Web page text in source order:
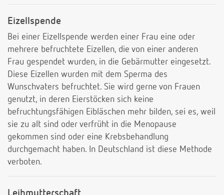
Eizellspende
Bei einer Eizellspende werden einer Frau eine oder
mehrere befruchtete Eizellen, die von einer anderen
Frau gespendet wurden, in die Gebärmutter eingesetzt.
Diese Eizellen wurden mit dem Sperma des
Wunschvaters befruchtet. Sie wird gerne von Frauen
genutzt, in deren Eierstöcken sich keine
befruchtungsfähigen Eibläschen mehr bilden, sei es, weil
sie zu alt sind oder verfrüht in die Menopause
gekommen sind oder eine Krebsbehandlung
durchgemacht haben. In Deutschland ist diese Methode
verboten.